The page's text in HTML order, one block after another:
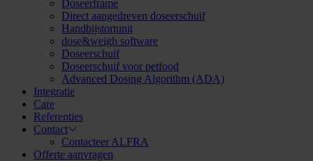
Doseerframe
Direct aangedreven doseerschuif
Handbijstortunit
dose&weigh software
Doseerschuif
Doseerschuif voor petfood
Advanced Dosing Algorithm (ADA)
Integratie
Care
Referenties
Contact
Contacteer ALFRA
Offerte aanvragen